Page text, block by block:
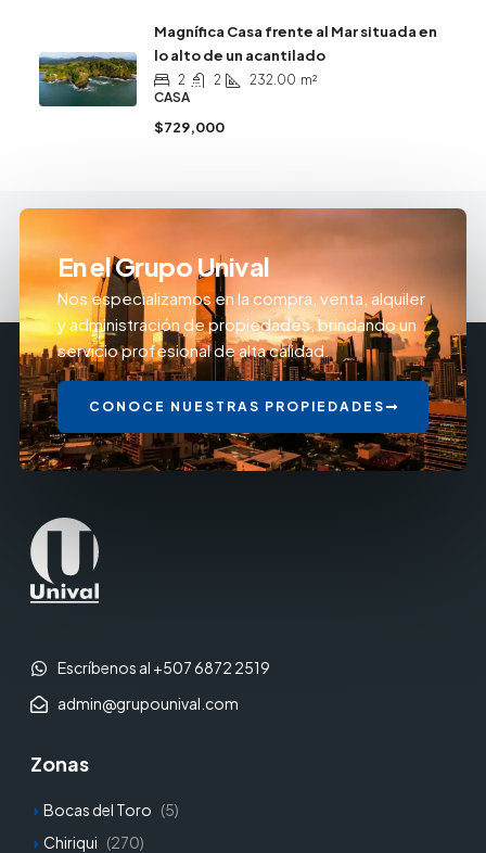
Magnífica Casa frente al Mar situada en
lo alto de un acantilado
2 2 232.00 m²
CASA
$729,000
En el Grupo Unival
Nos especializamos en la compra, venta, alquiler
y administración de propiedades, brindando un
servicio profesional de alta calidad.
CONOCE NUESTRAS PROPIEDADES
Escríbenos al +507 6872 2519
admin@grupounival.com
Zonas
Bocas del Toro (5)
Chiriqui (270)